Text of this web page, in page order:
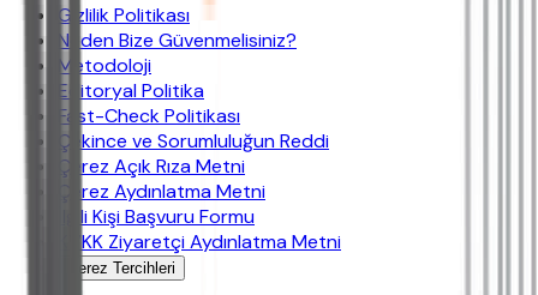
Gizlilik Politikası
Neden Bize Güvenmelisiniz?
Metodoloji
Editoryal Politika
Fast-Check Politikası
Çekince ve Sorumluluğun Reddi
Çerez Açık Rıza Metni
Çerez Aydınlatma Metni
İlgili Kişi Başvuru Formu
KVKK Ziyaretçi Aydınlatma Metni
Çerez Tercihleri